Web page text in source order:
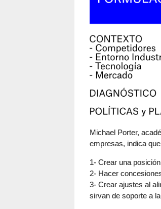
Michael Porter,
empresas, indica
1- Crear una
2- Hacer
3- Crear ajustes al
sirvan de soporte a